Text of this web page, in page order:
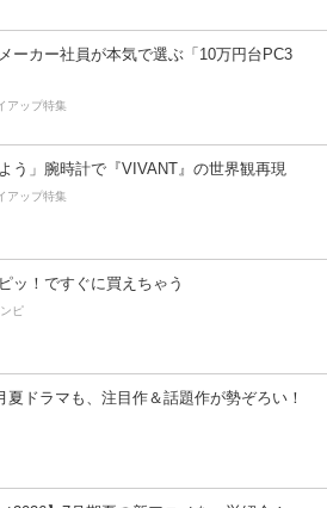
ーカー社員が本気で選ぶ「10万円台PC3
アップ特集
よう」腕時計で『VIVANT』の世界観再現
アップ特集
ッ！ですぐに買えちゃう
ピ
夏ドラマも、注目作＆話題作が勢ぞろい！